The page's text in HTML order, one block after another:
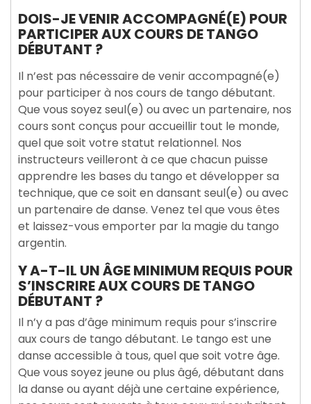
DOIS-JE VENIR ACCOMPAGNÉ(E) POUR
PARTICIPER AUX COURS DE TANGO
DÉBUTANT ?
Il n’est pas nécessaire de venir accompagné(e)
pour participer à nos cours de tango débutant.
Que vous soyez seul(e) ou avec un partenaire, nos
cours sont conçus pour accueillir tout le monde,
quel que soit votre statut relationnel. Nos
instructeurs veilleront à ce que chacun puisse
apprendre les bases du tango et développer sa
technique, que ce soit en dansant seul(e) ou avec
un partenaire de danse. Venez tel que vous êtes
et laissez-vous emporter par la magie du tango
argentin.
Y A-T-IL UN ÂGE MINIMUM REQUIS POUR
S’INSCRIRE AUX COURS DE TANGO
DÉBUTANT ?
Il n’y a pas d’âge minimum requis pour s’inscrire
aux cours de tango débutant. Le tango est une
danse accessible à tous, quel que soit votre âge.
Que vous soyez jeune ou plus âgé, débutant dans
la danse ou ayant déjà une certaine expérience,